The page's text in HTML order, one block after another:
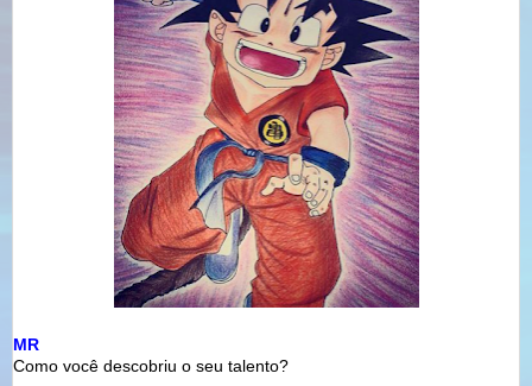
MR
Como você descobriu o seu talento?